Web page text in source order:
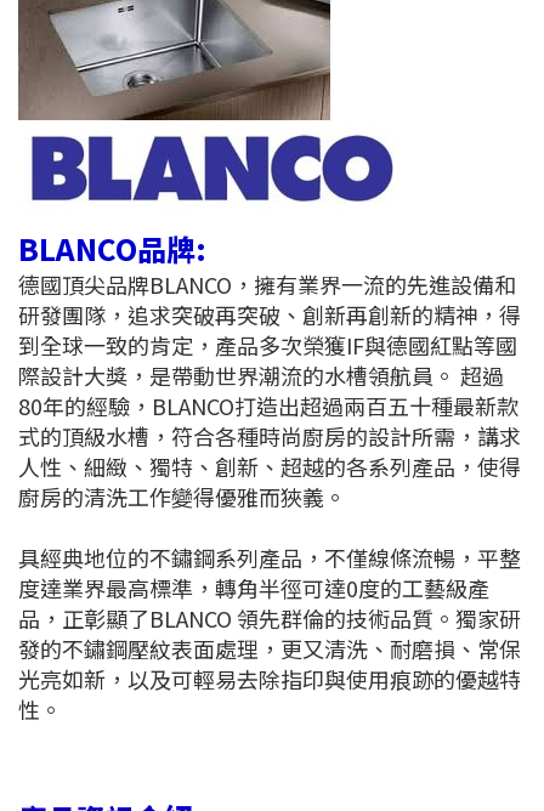
BLANCO品牌:
德國頂尖品牌BLANCO，擁有業界一流的先進設備和
研發團隊，追求突破再突破、創新再創新的精神，得
到全球一致的肯定，產品多次榮獲IF與德國紅點等國
際設計大獎，是帶動世界潮流的水槽領航員。 超過
80年的經驗，BLANCO打造出超過兩百五十種最新款
式的頂級水槽，符合各種時尚廚房的設計所需，講求
人性、細緻、獨特、創新、超越的各系列產品，使得
廚房的清洗工作變得優雅而狹義。
具經典地位的不鏽鋼系列產品，不僅線條流暢，平整
度達業界最高標準，轉角半徑可達0度的工藝級產
品，正彰顯了BLANCO 領先群倫的技術品質。獨家研
發的不鏽鋼壓紋表面處理，更又清洗、耐磨損、常保
光亮如新，以及可輕易去除指印與使用痕跡的優越特
性。